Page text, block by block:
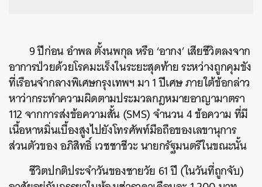
9 ปีก่อน อำพล ตั้งนพกุล หรือ ‘อากง’ เสียชีวิตลงจาก
อาการป่วยด้วยโรคมะเร็งในระยะสุดท้าย ระหว่างถูกคุมขัง
ที่เรือนจำกลางพิเศษกรุงเทพฯ มา 1 ปีเศษ ภายใต้ข้อกล่าว
หาว่ากระทำความผิดตามประมวลกฎหมายอาญามาตรา
112 จากการส่งข้อความสั้น (SMS) จำนวน 4 ข้อความ ที่มี
เนื้อหาหมิ่นเบื้องสูงไปยังโทรศัพท์มือถือของเลขานุการ
ส่วนตัวของ อภิสิทธิ์ เวชชาชีวะ นายกรัฐมนตรีในขณะนั้น
ชีวิตปกติประจำวันของชายวัย 61 ปี (ในวันที่ถูกจับ)